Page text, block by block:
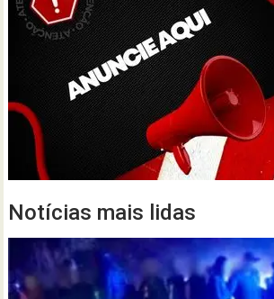
Notícias mais lidas